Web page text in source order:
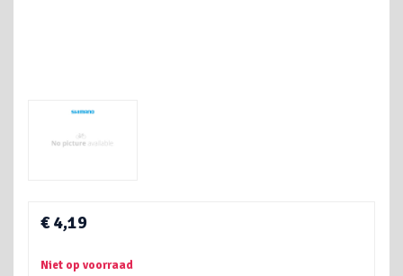
€ 4,19
Niet op voorraad